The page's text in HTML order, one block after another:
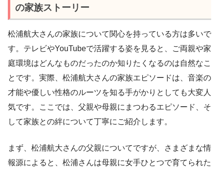
の家族ストーリー
松浦航大さんの家族について関心を持っている方は多いで
す。テレビやYouTubeで活躍する姿を見ると、ご両親や家
庭環境はどんなものだったのか知りたくなるのは自然なこ
とです。実際、松浦航大さんの家族エピソードは、音楽の
才能や優しい性格のルーツを知る手がかりとしても大変人
気です。ここでは、父親や母親にまつわるエピソード、そ
して家族との絆について丁寧にご紹介します。
まず、松浦航大さんの父親についてですが、さまざまな情
報源によると、松浦さんは母親に女手ひとつで育てられた